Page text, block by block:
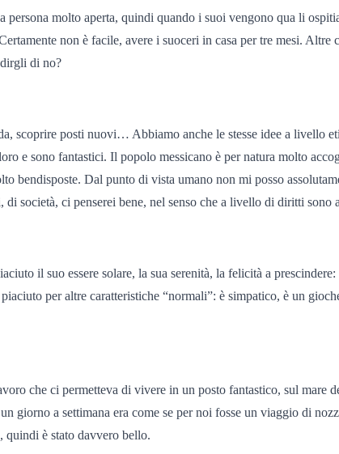
molto aperta, quindi quando i suoi vengono qua li
non è facile, avere i suoceri in casa per tre mesi.
di no?
scoprire posti nuovi… Abbiamo anche le stesse idee a livello
e sono fantastici. Il popolo messicano è per natura molto
bendisposte. Dal punto di vista umano non mi posso
società, ci penserei bene, nel senso che a livello di diritti sono
il suo essere solare, la sua serenità, la felicità a
per altre caratteristiche “normali”: è simpatico, è un
che ci permetteva di vivere in un posto fantastico, sul mare
giorno a settimana era come se per noi fosse un viaggio di
quindi è stato davvero bello.